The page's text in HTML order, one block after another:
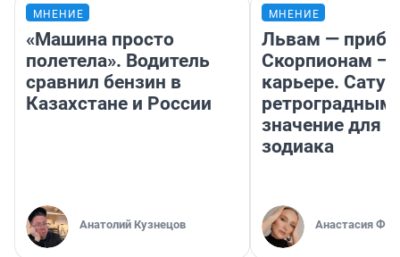
МНЕНИЕ
«Машина просто
полетела». Водитель
сравнил бензин в
Казахстане и России
Анатолий Кузнецов
МНЕНИЕ
Львам —
Скорпионам —
карьере.
ретроградным
значение для
зодиака
Анастасия